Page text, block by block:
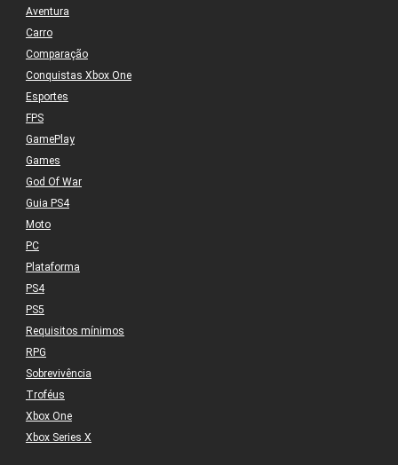
Aventura
Carro
Comparação
Conquistas Xbox One
Esportes
FPS
GamePlay
Games
God Of War
Guia PS4
Moto
PC
Plataforma
PS4
PS5
Requisitos mínimos
RPG
Sobrevivência
Troféus
Xbox One
Xbox Series X